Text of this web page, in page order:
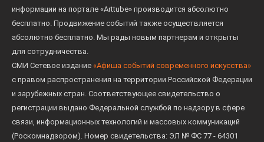
информации на портале «Arttube» производится абсолютно
бесплатно. Продвижение событий также осуществляется
абсолютно бесплатно. Мы рады новым партнерам и открыты
для сотрудничества.
СМИ Сетевое издание «Афиша событий современного искусства»
с правом распространения на территории Российской Федерации
и зарубежных стран. Соответствующее свидетельство о
регистрации выдано Федеральной службой по надзору в сфере
связи, информационных технологий и массовых коммуникаций
(Роскомнадзором). Номер свидетельства: ЭЛ № ФС 77 - 64301